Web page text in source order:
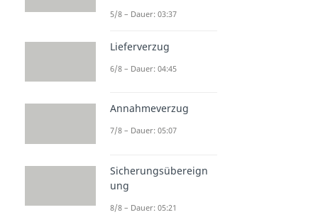
5/8 – Dauer: 03:37
Lieferverzug
6/8 – Dauer: 04:45
Annahmeverzug
7/8 – Dauer: 05:07
Sicherungsübereign
ung
8/8 – Dauer: 05:21